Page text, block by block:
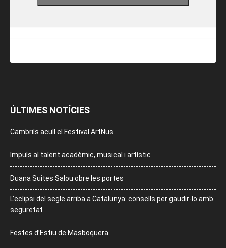
ÚLTIMES NOTÍCIES
Cambrils acull el Festival ArtNus
Impuls al talent acadèmic, musical i artístic
Duana Suites Salou obre les portes
L’eclipsi del segle arriba a Catalunya: consells per gaudir-lo amb
seguretat
Festes d’Estiu de Masboquera